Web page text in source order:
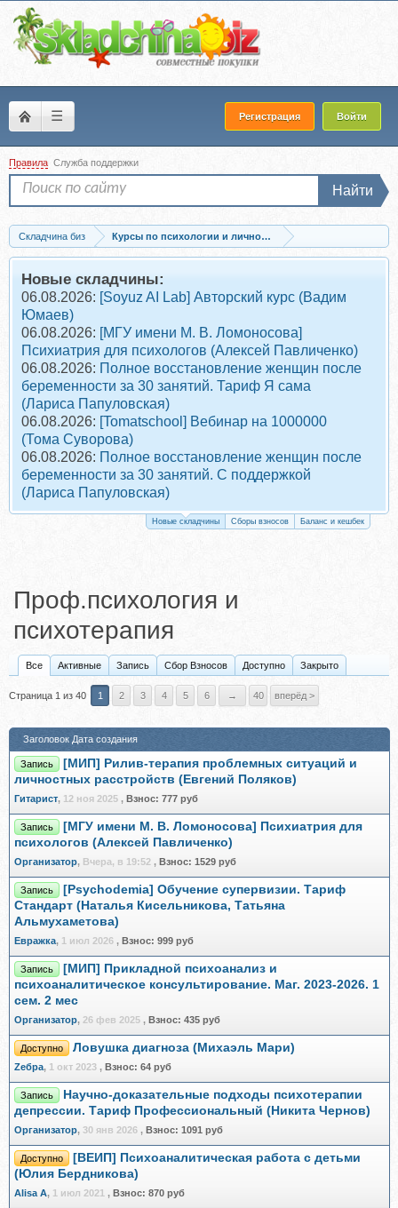
☰ Регистрация Войти
Правила Служба поддержки
Найти
Складчина биз
Курсы по психологии и личностному развитию
Проф.психология и психотерапия
Новые складчины:
06.08.2026: [Soyuz AI Lab] Авторский курс (Вадим
Юмаев)
06.08.2026: [МГУ имени М. В. Ломоносова]
Психиатрия для психологов (Алексей Павличенко)
06.08.2026: Полное восстановление женщин после
беременности за 30 занятий. Тариф Я сама
(Лариса Папуловская)
06.08.2026: [Tomatschool] Вебинар на 1000000
(Тома Суворова)
06.08.2026: Полное восстановление женщин после
беременности за 30 занятий. С поддержкой
(Лариса Папуловская)
Новые складчины Сборы взносов Баланс и кешбек
Проф.психология и
психотерапия
Все Активные Запись Сбор Взносов Доступно Закрыто
Страница 1 из 40 1 2 3 4 5 6 → 40 вперёд >
Заголовок Дата создания
Запись
[МИП] Рилив-терапия проблемных ситуаций и
личностных расстройств (Евгений Поляков)
Гитарист, 12 ноя 2025 , Взнос: 777 руб
Запись
[МГУ имени М. В. Ломоносова] Психиатрия для
психологов (Алексей Павличенко)
Организатор, Вчера, в 19:52 , Взнос: 1529 руб
Запись
[Psychodemia] Обучение супервизии. Тариф
Стандарт (Наталья Кисельникова, Татьяна
Альмухаметова)
Евражкa, 1 июл 2026 , Взнос: 999 руб
Запись
[МИП] Прикладной психоанализ и
психоаналитическое консультирование. Маг. 2023-2026. 1
сем. 2 мес
Организатор, 26 фев 2025 , Взнос: 435 руб
Доступно Ловушка диагноза (Михаэль Мари)
Zебра, 1 окт 2023 , Взнос: 64 руб
Запись
Научно-доказательные подходы психотерапии
депрессии. Тариф Профессиональный (Никита Чернов)
Организатор, 30 янв 2026 , Взнос: 1091 руб
Доступно
[ВЕИП] Психоаналитическая работа с детьми
(Юлия Бердникова)
Alisa A, 1 июл 2021 , Взнос: 870 руб